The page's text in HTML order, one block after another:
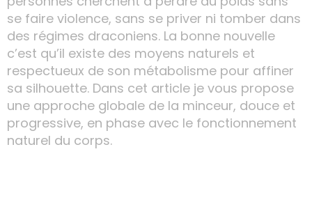
se faire violence, sans se priver ni tomber dans
des régimes draconiens. La bonne nouvelle
c’est qu’il existe des moyens naturels et
respectueux de son métabolisme pour affiner
sa silhouette. Dans cet article je vous propose
une approche globale de la minceur, douce et
progressive, en phase avec le fonctionnement
naturel du corps.